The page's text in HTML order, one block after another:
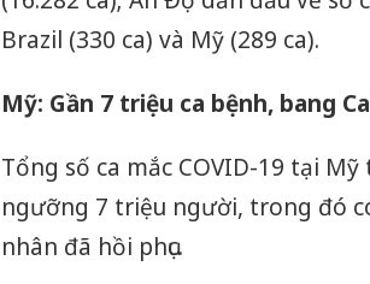
Brazil (330 ca) và Mỹ (289 ca).
Mỹ: Gần 7 triệu ca bệnh, bang
Tổng số ca mắc COVID-19 tại
ngưỡng 7 triệu người, trong đó
nhân đã hồi phục.